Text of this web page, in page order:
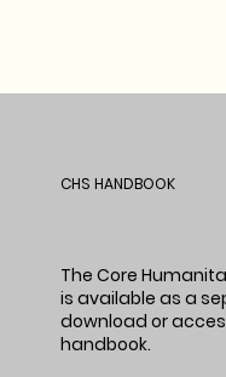
CHS HANDBOOK
The Core
is available as a
download or
handbook.